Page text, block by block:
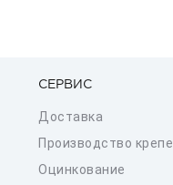
СЕРВИС
Доставка
Производство
Оцинкование